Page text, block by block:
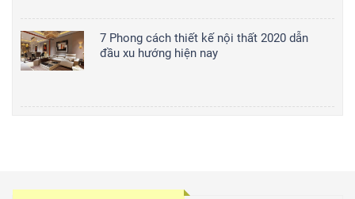
7 Phong cách thiết kế nội thất 2020 dẫn
đầu xu hướng hiện nay